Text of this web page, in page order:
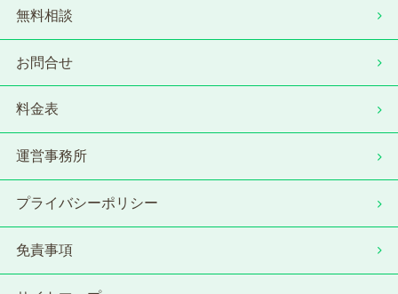
無料相談
お問合せ
料金表
運営事務所
プライバシーポリシー
免責事項